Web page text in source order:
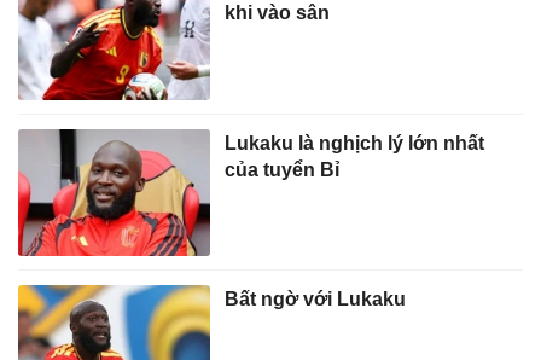
khi vào sân
Lukaku là nghịch lý lớn nhất
của tuyển Bỉ
Bất ngờ với Lukaku